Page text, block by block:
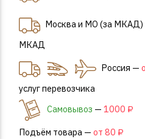
Москва и МО (за
МКАД
Россия —
услуг перевозчика
Самовывоз — 1000 ₽
Подъём товара — от 80 ₽